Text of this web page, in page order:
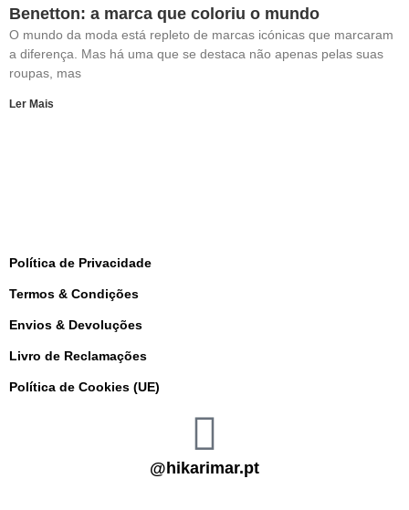
Benetton: a marca que coloriu o mundo
O mundo da moda está repleto de marcas icónicas que marcaram
a diferença. Mas há uma que se destaca não apenas pelas suas
roupas, mas
Ler Mais
Política de Privacidade
Termos & Condições
Envios & Devoluções
Livro de Reclamações
Política de Cookies (UE)
@hikarimar.pt